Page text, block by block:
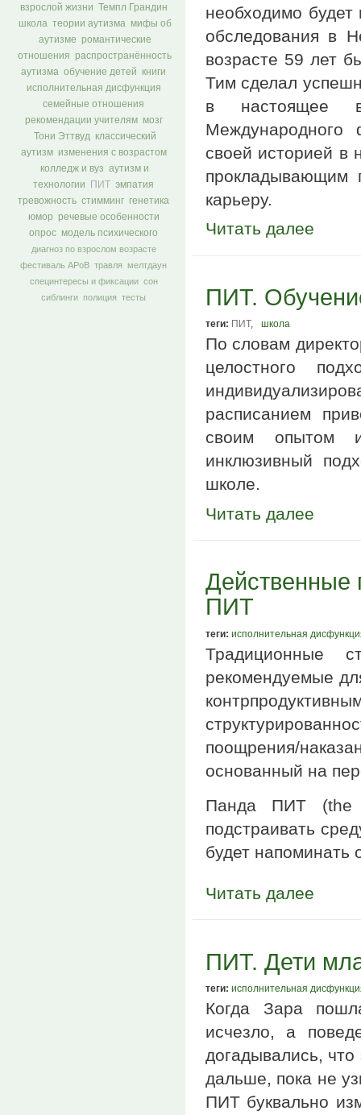
взрослой жизни
Темпл Грандин
школа теории аутизма
мифы об
аутизме
романтические
отношения
распространённость
аутизма обучение детей
книги
исполнительная дисфункция
семейные отношения
рекомендации учителям
мозг
Тони Эттвуд
классический
аутизм
изменения с возрастом
колледж и вуз аутизм и
технологии
ПИТ
эмпатия
тревожность стимминг генетика
юмор
речевые особенности
опрос модель психического
диагноз по взрослом возрасте
фестиваль АРоВ травля мелтдаун
специнтересы и фиксации сон
сиблинги полиция тесты
необходимо
обследования в
возрасте 59 лет
Тим сделал
в настоящее
своей историей
прокладывающим
карьеру.
Читать далее
ПИТ.
теги: ПИТ, школа
По словам
целостного
расписанием
своим опытом
инклюзивный
школе.
Читать далее
Действенные
ПИТ
теги: исполнительная
Традиционные
рекомендуемые
поощрения/
основанный на
Панда ПИТ (the
подстраивать
будет напоминать
Читать далее
ПИТ. Дети
теги: исполнительная
Когда Зара
исчезло, а
догадывались,
дальше, пока не
ПИТ буквально